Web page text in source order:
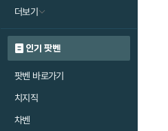
더보기
인기 팟벤
팟벤 바로가기
치지직
차벤